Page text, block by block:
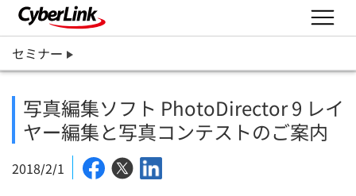
セミナー
写真編集ソフト PhotoDirector 9 レイ
ヤー編集と写真コンテストのご案内
2018/2/1